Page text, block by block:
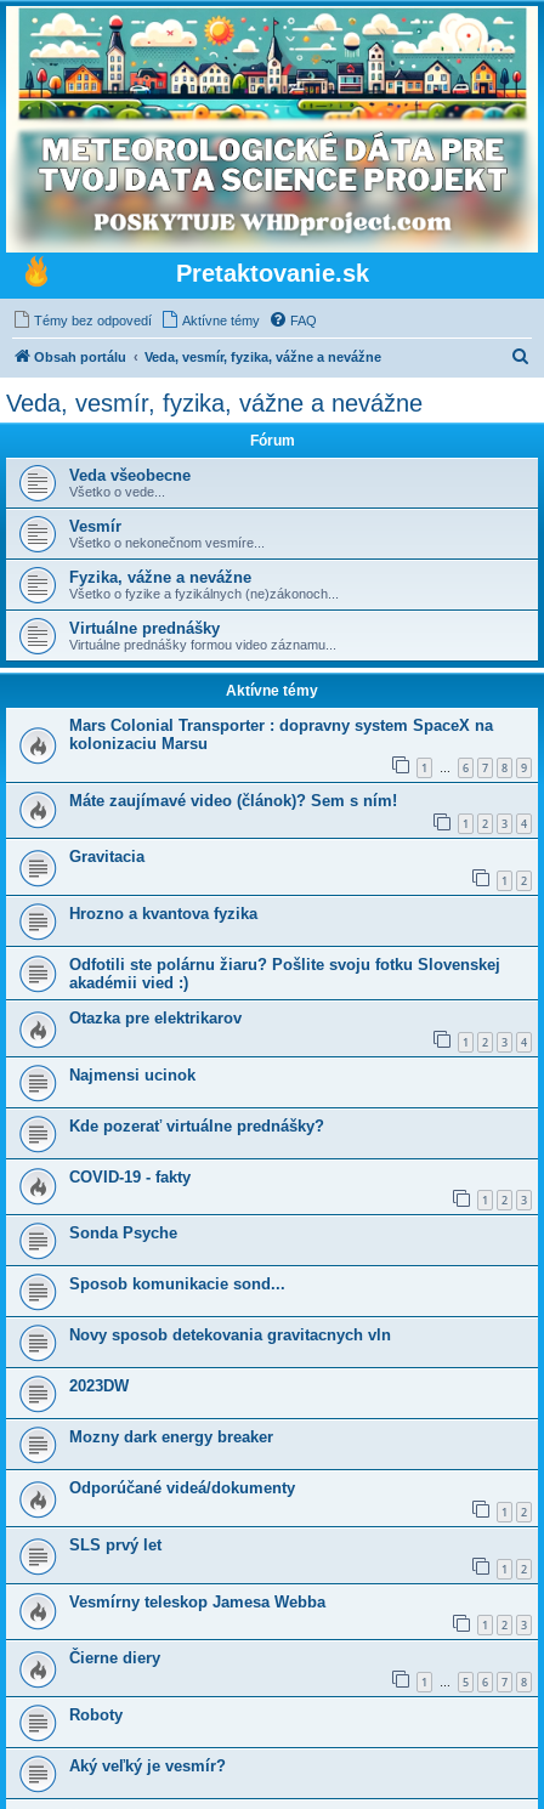
Pretaktovanie.sk
Témy bez odpovedí Aktívne témy FAQ
Obsah portálu Veda, vesmír, fyzika, vážne a nevážne
Veda, vesmír, fyzika, vážne a nevážne
Fórum
Veda všeobecne
Všetko o vede...
Vesmír
Všetko o nekonečnom vesmíre...
Fyzika, vážne a nevážne
Všetko o fyzike a fyzikálnych (ne)zákonoch...
Virtuálne prednášky
Virtuálne prednášky formou video záznamu...
Aktívne témy
Mars Colonial Transporter : dopravny system SpaceX na
kolonizaciu Marsu
1 … 6 7 8 9
Máte zaujímavé video (článok)? Sem s ním!
1 2 3 4
Gravitacia
1 2
Hrozno a kvantova fyzika
Odfotili ste polárnu žiaru? Pošlite svoju fotku Slovenskej
akadémii vied :)
Otazka pre elektrikarov
1 2 3 4
Najmensi ucinok
Kde pozerať virtuálne prednášky?
COVID-19 - fakty
1 2 3
Sonda Psyche
Sposob komunikacie sond...
Novy sposob detekovania gravitacnych vln
2023DW
Mozny dark energy breaker
Odporúčané videá/dokumenty
1 2
SLS prvý let
1 2
Vesmírny teleskop Jamesa Webba
1 2 3
Čierne diery
1 … 5 6 7 8
Roboty
Aký veľký je vesmír?